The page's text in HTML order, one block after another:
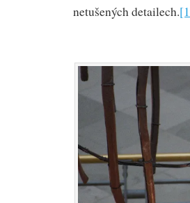
netušených detailech.